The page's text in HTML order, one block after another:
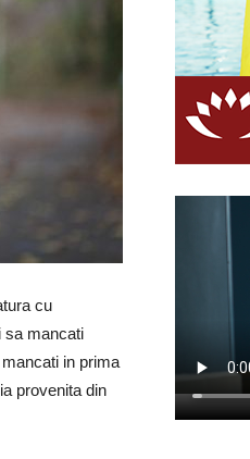
cu
sa mancati
in prima
provenita din